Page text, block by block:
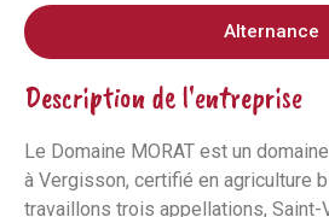
Alternance
Description de l'entreprise
Le Domaine MORAT est un
à Vergisson, certifié en agriculture
travaillons trois appellations, Saint-